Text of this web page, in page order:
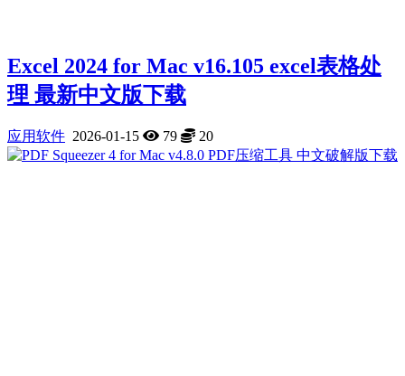
Excel 2024 for Mac v16.105 excel表格处
理 最新中文版下载
应用软件 2026-01-15 79 20